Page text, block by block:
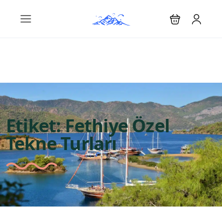
Etiket:Fethiye Özel
Tekne Turları